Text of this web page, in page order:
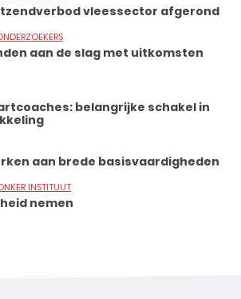
vleessector afgerond
aan de slag met uitkomsten
belangrijke schakel in
aan brede basisvaardigheden
INSTITUUT
nemen